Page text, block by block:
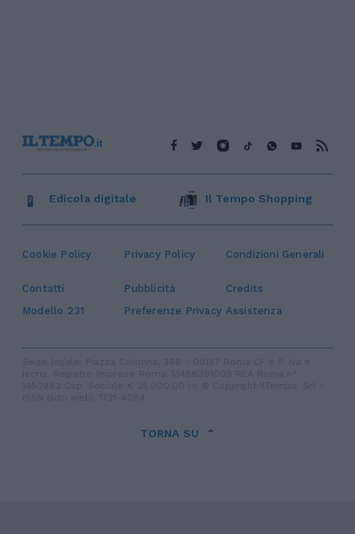
Cookie Policy Privacy Policy Condizioni Generali
Contatti Pubblicità
Credits
Modello 231
Preferenze Privacy Assistenza
Edicola digitale Il Tempo Shopping
TORNA SU